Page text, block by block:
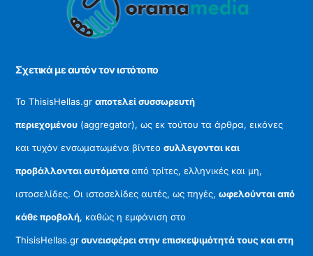
To
Σχετικά με αυτόν τον ιστότοπο
Το ThisisHellas.grαποτελεί συσσωρευτή
περιεχομένου (aggregator), ως εκ τούτου τα άρθρα, εικόνες
και τυχόν ενσωματωμένα βίντεοσυλλεγονται και
προβάλλονται αυτόματααπό τρίτες, ελληνικές και μη,
ιστοσελίδες. Οι ιστοσελίδες αυτές, ως πηγές,ωφελούνται από
κάθε προβολή, καθώς η εμφάνιση στο
ThisisHellas.grσυνεισφέρει στην επισκεψιμότητά τους και στη